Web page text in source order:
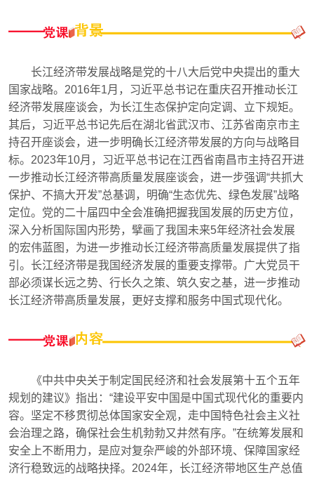
长江经济带发展战略是党的十八大后党中央提出的重大
国家战略。2016年1月，习近平总书记在重庆召开推动长江
经济带发展座谈会，为长江生态保护定向定调、立下规矩。
其后，习近平总书记先后在湖北省武汉市、江苏省南京市主
持召开座谈会，进一步明确长江经济带发展的方向与战略目
标。2023年10月，习近平总书记在江西省南昌市主持召开进
一步推动长江经济带高质量发展座谈会，进一步强调“共抓大
保护、不搞大开发”总基调，明确“生态优先、绿色发展”战略
定位。党的二十届四中全会准确把握我国发展的历史方位，
深入分析国际国内形势，擘画了我国未来5年经济社会发展
的宏伟蓝图，为进一步推动长江经济带高质量发展提供了指
引。长江经济带是我国经济发展的重要支撑带。广大党员干
部必须谋长远之势、行长久之策、筑久安之基，进一步推动
长江经济带高质量发展，更好支撑和服务中国式现代化。
《中共中央关于制定国民经济和社会发展第十五个五年
规划的建议》指出：“建设平安中国是中国式现代化的重要内
容。坚定不移贯彻总体国家安全观，走中国特色社会主义社
会治理之路，确保社会生机勃勃又井然有序。”在统筹发展和
安全上不断用力，是应对复杂严峻的外部环境、保障国家经
济行稳致远的战略抉择。2024年，长江经济带地区生产总值